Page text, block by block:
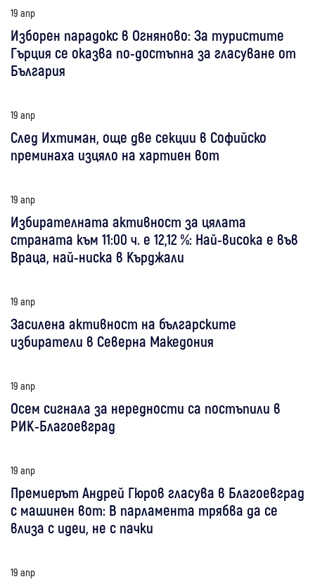
19 апр
Изборен парадокс в Огняново: За туристите
Гърция се оказва по-достъпна за гласуване от
България
19 апр
След Ихтиман, още две секции в Софийско
преминаха изцяло на хартиен вот
19 апр
Избирателната активност за цялата
страната към 11:00 ч. е 12,12 %: Най-висока е във
Враца, най-ниска в Кърджали
19 апр
Засилена активност на българските
избиратели в Северна Македония
19 апр
Осем сигнала за нередности са постъпили в
РИК-Благоевград
19 апр
Премиерът Андрей Гюров гласува в Благоевград
с машинен вот: В парламента трябва да се
влиза с идеи, не с пачки
19 апр